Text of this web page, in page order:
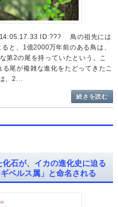
ID:??? 鳥の祖先には
と、1億2000万年前のある鳥は、
第2の尾を持っていたという。こ
尾が複雑な進化をたどってきたこ
、2...
続きを読む
石が、イカの進化史に迫る
ベルス属」と命名される